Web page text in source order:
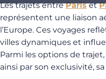
Les trajets entrePariset
représentent une liaison
l’Europe. Ces voyages
villes dynamiques et
Parmi les options de
ainsi par son exclusivité,